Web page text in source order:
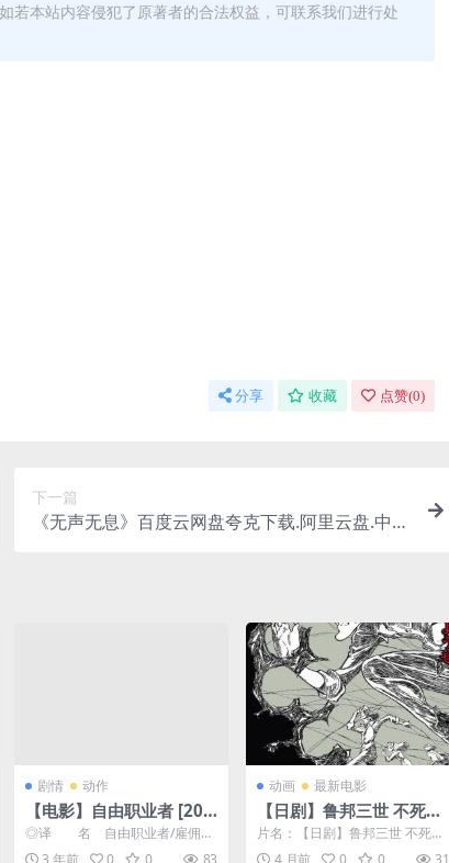
若本站内容侵犯了原著者的合法权益，可联系我们进行处
分享 收藏 点赞(0)
下一篇
《无声无息》百度云网盘夸克下载.阿里云盘.中
剧情 动作
【电影】自由职业者 [202
3]【4K高码】美国/喜剧/
动作/爱丽森·布里/爱丽丝·
◎译 名 自由职业者/雇佣兵
◎片 名 Freelance ◎年
动画 最新电影
【日剧】鲁邦三世 不死身
的血族 / 1080P中文字幕
网盘保存（2025） 剧情
片名：【日剧】鲁邦三世 不死身
的血族 / 1080P中文字幕 网盘保